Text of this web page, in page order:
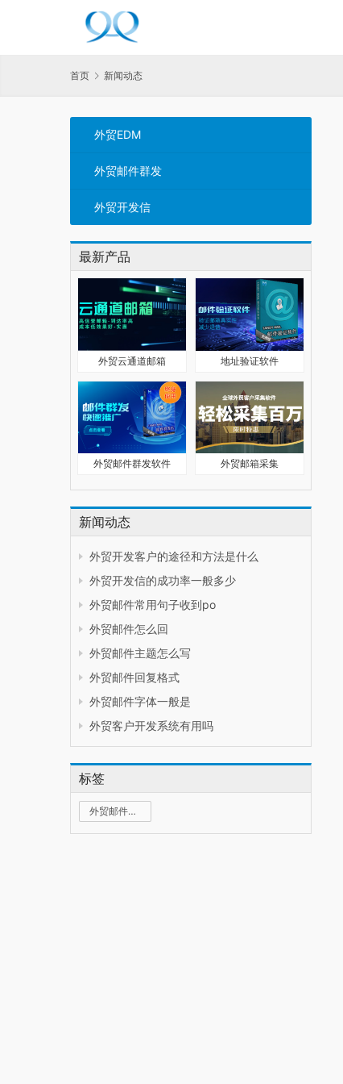
首页 新闻动态
外贸EDM
外贸邮件群发
外贸开发信
最新产品
外贸云通道邮箱 地址验证软件
外贸邮件群发软件 外贸邮箱采集
新闻动态
外贸开发客户的途径和方法是什么
外贸开发信的成功率一般多少
外贸邮件常用句子收到po
外贸邮件怎么回
外贸邮件主题怎么写
外贸邮件回复格式
外贸邮件字体一般是
外贸客户开发系统有用吗
标签
外贸邮件群发